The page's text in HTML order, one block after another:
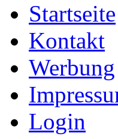
Startseite
Kontakt
Werbung
Login